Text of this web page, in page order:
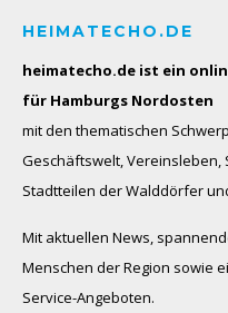
HEIMATECHO.DE
heimatecho.de ist ein
für Hamburgs Nordosten
mit den thematischen
Geschäftswelt, Vereinsleben,
Stadtteilen der Walddörfer
Mit aktuellen News,
Menschen der Region sowie
Service-Angeboten.